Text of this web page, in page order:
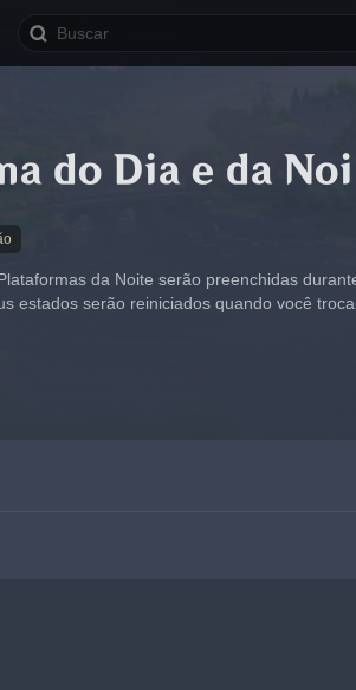
do Dia e da
da Noite serão preenchidas
estados serão reiniciados quando você